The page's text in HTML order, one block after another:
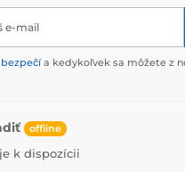
e-mail
bezpečí a kedykoľvek sa môžete z
offline
k dispozícii